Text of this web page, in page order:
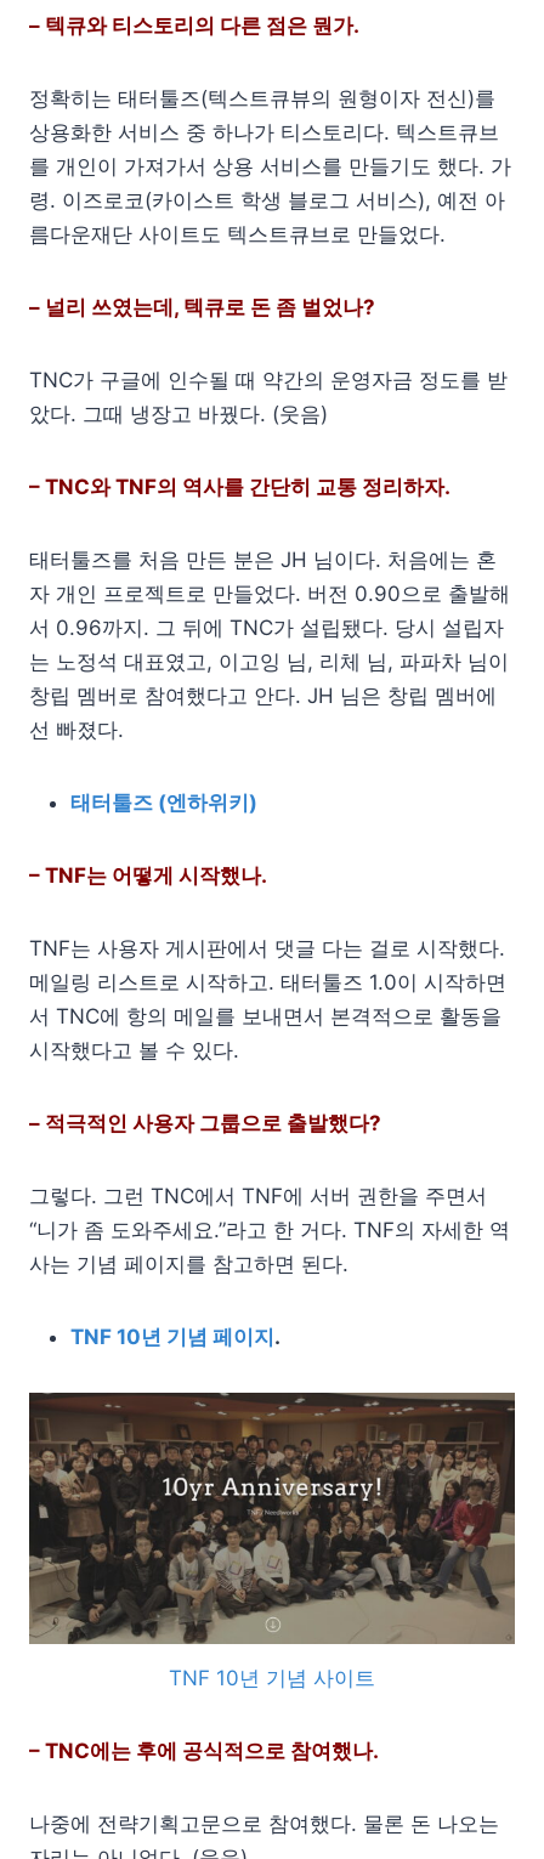
– 텍큐와 티스토리의 다른 점은 뭔가.
정확히는 태터툴즈(텍스트큐뷰의 원형이자 전신)를
상용화한 서비스 중 하나가 티스토리다. 텍스트큐브
를 개인이 가져가서 상용 서비스를 만들기도 했다. 가
령. 이즈로코(카이스트 학생 블로그 서비스), 예전 아
름다운재단 사이트도 텍스트큐브로 만들었다.
– 널리 쓰였는데, 텍큐로 돈 좀 벌었나?
TNC가 구글에 인수될 때 약간의 운영자금 정도를 받
았다. 그때 냉장고 바꿨다. (웃음)
– TNC와 TNF의 역사를 간단히 교통 정리하자.
태터툴즈를 처음 만든 분은 JH 님이다. 처음에는 혼
자 개인 프로젝트로 만들었다. 버전 0.90으로 출발해
서 0.96까지. 그 뒤에 TNC가 설립됐다. 당시 설립자
는 노정석 대표였고, 이고잉 님, 리체 님, 파파차 님이
창립 멤버로 참여했다고 안다. JH 님은 창립 멤버에
선 빠졌다.
태터툴즈 (엔하위키)
– TNF는 어떻게 시작했나.
TNF는 사용자 게시판에서 댓글 다는 걸로 시작했다.
메일링 리스트로 시작하고. 태터툴즈 1.0이 시작하면
서 TNC에 항의 메일를 보내면서 본격적으로 활동을
시작했다고 볼 수 있다.
– 적극적인 사용자 그룹으로 출발했다?
그렇다. 그런 TNC에서 TNF에 서버 권한을 주면서
“니가 좀 도와주세요.”라고 한 거다. TNF의 자세한 역
사는 기념 페이지를 참고하면 된다.
TNF 10년 기념 페이지.
TNF 10년 기념 사이트
– TNC에는 후에 공식적으로 참여했나.
나중에 전략기획고문으로 참여했다. 물론 돈 나오는